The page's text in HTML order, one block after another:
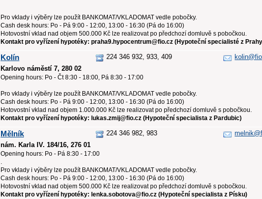
Pro vklady i výběry lze použít BANKOMAT/VKLADOMAT vedle pobočky.
Cash desk hours: Po - Pá 9:00 - 12:00, 13:00 - 16:30 (Pá do 16:00)
Hotovostní vklad nad objem 500.000 Kč lze realizovat po předchozí domluvě s pobočkou.
Kontakt pro vyřízení hypotéky: praha9.hypocentrum@fio.cz (Hypoteční specialisté z
Kolín 224 346 932, 933, 409
Karlovo náměstí 7, 280 02
Opening hours: Po - Čt 8:30 - 18:00, Pá 8:30 - 17:00
Pro vklady i výběry lze použít BANKOMAT/VKLADOMAT vedle pobočky.
Cash desk hours: Po - Pá 9:00 - 12:00, 13:00 - 16:30 (Pá do 16:00)
Hotovostní vklad nad objem 1.000.000 Kč lze realizovat po předchozí domluvě s pobočkou.
Kontakt pro vyřízení hypotéky: lukas.zmij@fio.cz (Hypoteční specialista z Pardubic)
Mělník 224 346 982, 983
nám. Karla IV. 184/16, 276 01
Opening hours: Po - Pá 8:30 - 17:00
.
Pro vklady i výběry lze použít BANKOMAT/VKLADOMAT vedle pobočky.
Cash desk hours: Po - Pá 9:00 - 12:00, 13:00 - 16:30 (Pá do 16:00)
Hotovostní vklad nad objem 500.000 Kč lze realizovat po předchozí domluvě s pobočkou.
Kontakt pro vyřízení hypotéky: lenka.sobotova@fio.cz (Hypoteční specialista z Písku)